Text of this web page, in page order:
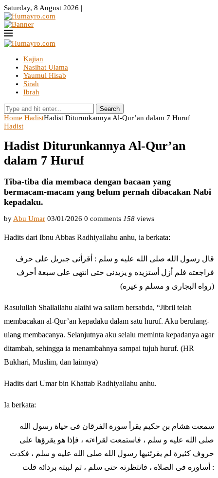
Saturday, 8 August 2026 |
Kajian
Nasihat Ulama
Yaumul Hisab
Sirah
Ibrah
Search
Home HadistHadist Diturunkannya Al-Qur’an dalam 7 Huruf
Hadist
Hadist Diturunkannya Al-Qur’an
dalam 7 Huruf
Tiba-tiba dia membaca dengan bacaan yang
bermacam-macam yang belum pernah dibacakan Nabi
kepadaku.
by Abu Umar 03/01/2026 0 comments 158 views
Hadits dari Ibnu Abbas Radhiyallahu anhu, ia berkata:
قال رسول الله صلى الله عليه و سلم : أقرأنى جبريل على حرف
فراجعته فلم أزل أستزيده و يزيدنى حتى انتهى على سبعة أحرف
(رواه البجارى و مسلم و غيره)
Rasulullah Shallallahu alaihi wa sallam bersabda, “Jibril telah
membacakan al-Qur’an kepadaku dalam satu huruf. Aku berulang-
ulang membacanya. Selanjutnya aku selalu meminta kepadanya agar
ditambah, sehingga ia menambahnya sampai tujuh huruf. (HR
Bukhari, Muslim, dan lainnya)
Hadits dari Umar bin Khattab Radhiyallahu anhu.
Ia berkata:
سمعت هشام بن حكيم يقرأ سورة الفرقان فى حياة رسول الله
صلى الله عليه و سلم ، فاستمعت لقراءته ، فإذا هو يقرؤها على
حروف كثيرة لم يقرئنيها رسول الله صلى الله عليه و سلم ، فكدت
أساوره فى الصلاة ، فانتظرته حتى سلم ، ثم لببته بردائه قلت :